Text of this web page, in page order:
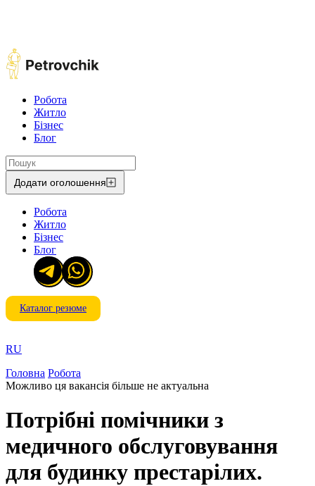
Робота
Житло
Бізнес
Блог
Додати оголошення
Робота
Житло
Бізнес
Блог
Каталог резюме
RU
Головна Робота
Можливо ця вакансія більше не актуальна
Потрібні помічники з
медичного обслуговування
для будинку престарілих.